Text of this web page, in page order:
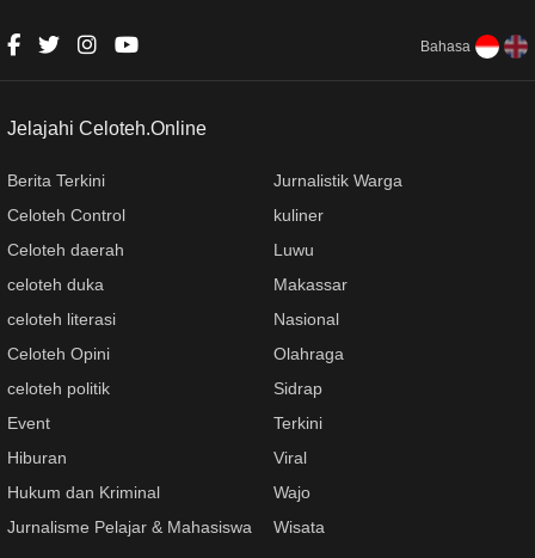
Bahasa
Jelajahi Celoteh.Online
Berita Terkini
Celoteh Control
Celoteh daerah
celoteh duka
celoteh literasi
Celoteh Opini
celoteh politik
Event
Hiburan
Hukum dan Kriminal
Jurnalisme Pelajar & Mahasiswa
Jurnalistik Warga
kuliner
Luwu
Makassar
Nasional
Olahraga
Sidrap
Terkini
Viral
Wajo
Wisata